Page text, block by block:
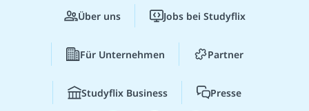
Über uns Jobs bei Studyflix
Für Unternehmen Partner
Studyflix Business Presse